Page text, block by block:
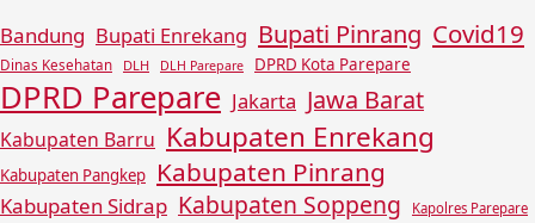
Bandung Bupati Enrekang Bupati Pinrang Covid19
Dinas Kesehatan DLH DLH Parepare DPRD Kota Parepare
DPRD Parepare Jakarta Jawa Barat
Kabupaten Barru Kabupaten Enrekang
Kabupaten Pangkep Kabupaten Pinrang
Kabupaten Sidrap Kabupaten Soppeng
Kapolres Parepare